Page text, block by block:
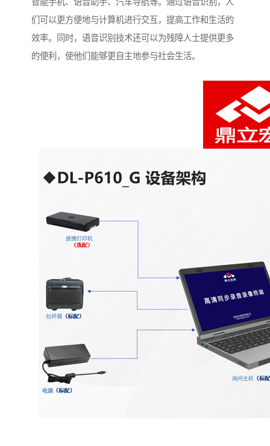
智能手机、语音助手、汽车导航等。通过语音识别，人
们可以更方便地与计算机进行交互，提高工作和生活的
效率。同时，语音识别技术还可以为残障人士提供更多
的便利，使他们能够更自主地参与社会生活。